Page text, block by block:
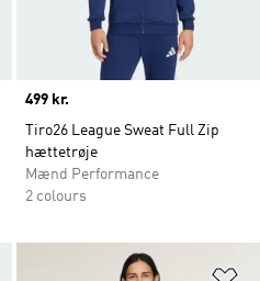
Price
499 kr.
Tiro26 League Sweat Full Zip
hættetrøje
Mænd Performance
2 colours